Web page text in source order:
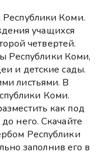
Коми.
учащихся
четвертей.
Республики Коми,
и детские сады.
листьями. В
Коми.
как под
него. Скачайте
Республики
заполнив его в